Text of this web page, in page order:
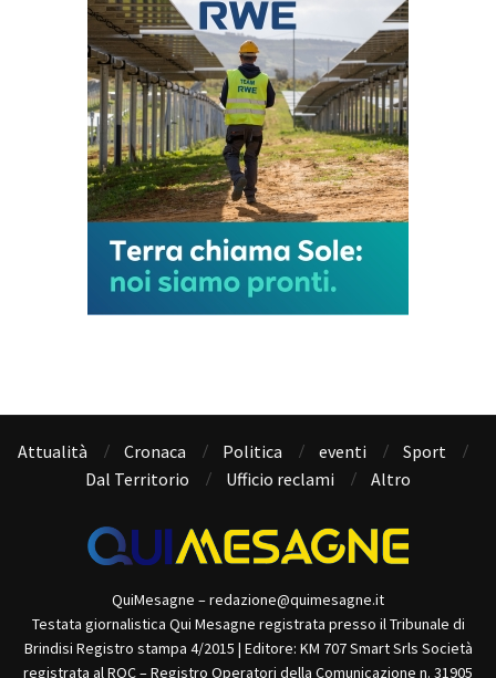
Attualità Cronaca Politica eventi
Sport
Dal Territorio
Ufficio reclami Altro
QuiMesagne – redazione@quimesagne.it
Testata giornalistica Qui Mesagne registrata presso il Tribunale di
Brindisi Registro stampa 4/2015 | Editore: KM 707 Smart Srls Società
registrata al ROC – Registro Operatori della Comunicazione n. 31905